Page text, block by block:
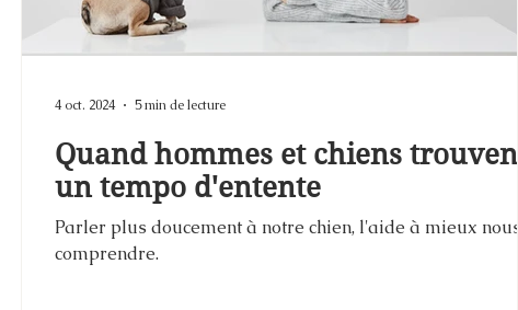
Quand hommes et chiens trouvent
un tempo d'entente
Parler plus doucement à notre chien, l'aide à mieux nous
comprendre.
4 oct. 2024 5 min de lecture